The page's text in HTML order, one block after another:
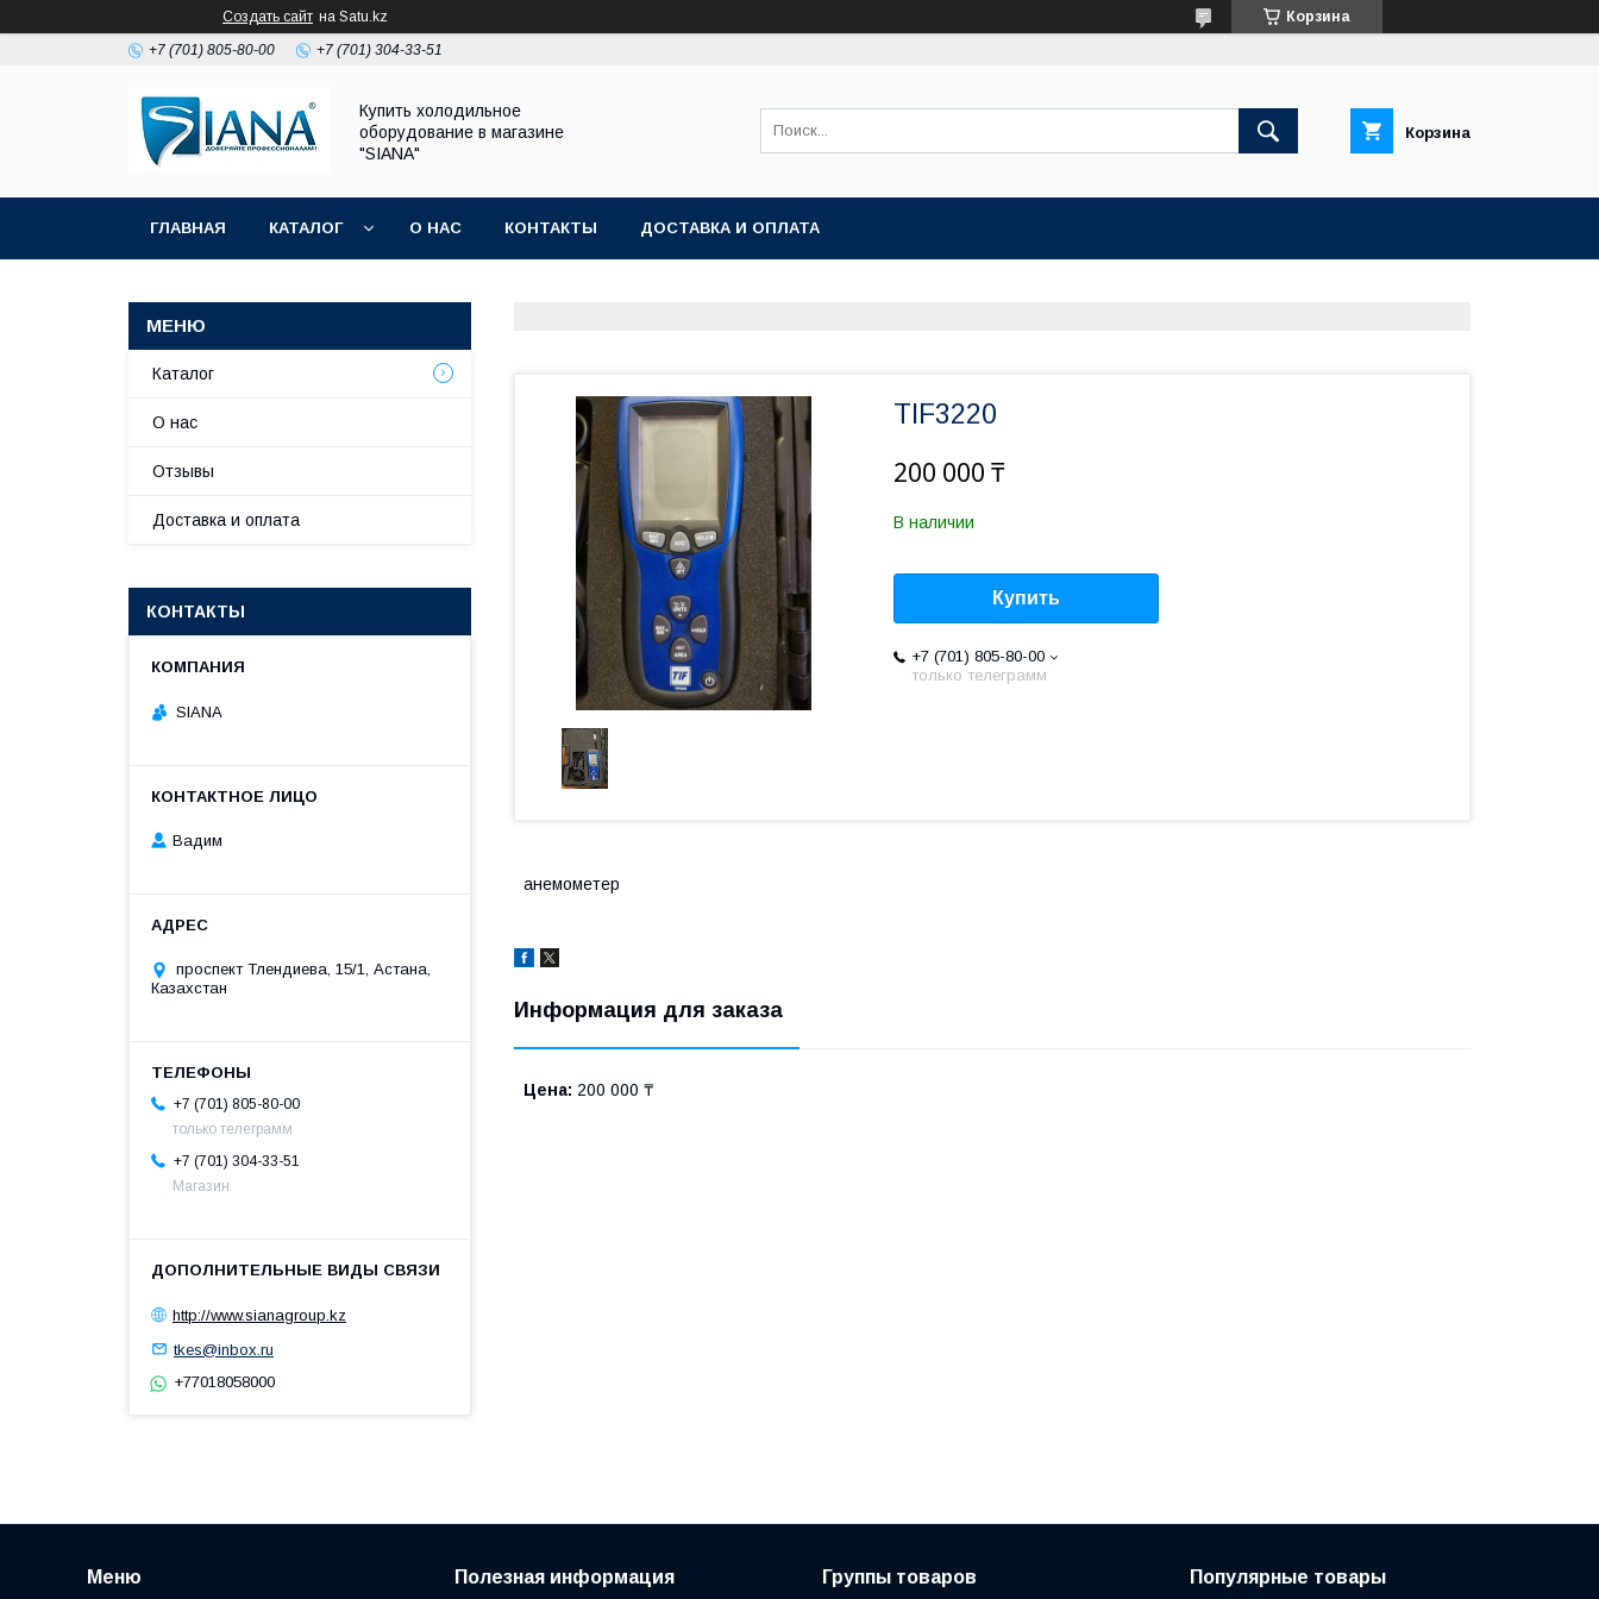
Создать сайт на Satu.kz Корзина
+7 (701) 805-80-00 +7 (701) 304-33-51
Купить холодильное
оборудование в магазине
"SIANA"
Корзина
ГЛАВНАЯ КАТАЛОГ О НАС КОНТАКТЫ ДОСТАВКА И ОПЛАТА
TIF3220
200 000 ₸
В наличии
Купить
+7 (701) 805-80-00
только телеграмм
анемометер
Информация для заказа
Цена: 200 000 ₸
Каталог
О нас
Отзывы
Доставка и оплата
КОНТАКТЫ
SIANA
Вадим
проспект Тлендиева, 15/1, Астана,
Казахстан
+7 (701) 805-80-00
только телеграмм
+7 (701) 304-33-51
Магазин
http://www.sianagroup.kz
tkes@inbox.ru
+77018058000
Меню Полезная информация Группы товаров Популярные товары